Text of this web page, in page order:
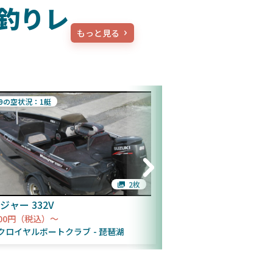
りレ
もっと見る
ャー 332V
円（税込）～
ロイヤルボートクラブ
琵琶湖
の空状況：1艇
2枚